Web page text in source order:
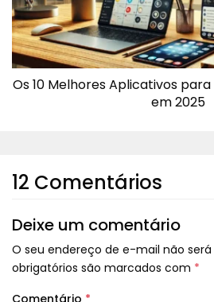
Os 10 Melhores Aplicativos
em 2025
12 Comentários
Deixe um comentário
O seu endereço de e-mail não
obrigatórios são marcados com *